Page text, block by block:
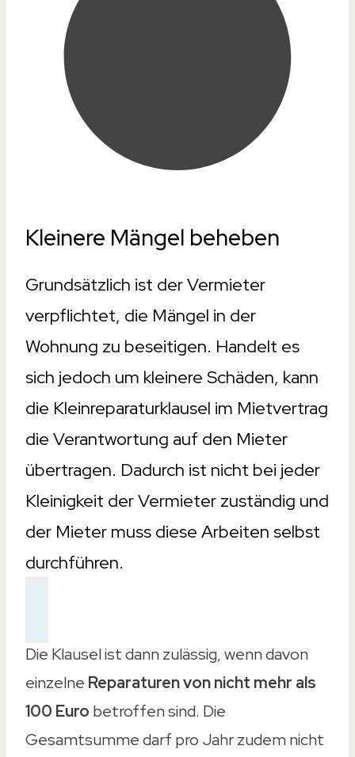
Kleinere Mängel beheben
Grundsätzlich ist der Vermieter
verpflichtet, die Mängel in der
Wohnung zu beseitigen. Handelt es
sich jedoch um kleinere Schäden, kann
die Kleinreparaturklausel im Mietvertrag
die Verantwortung auf den Mieter
übertragen. Dadurch ist nicht bei jeder
Kleinigkeit der Vermieter zuständig und
der Mieter muss diese Arbeiten selbst
durchführen.
Die Klausel ist dann zulässig, wenn davon
einzelne Reparaturen von nicht mehr als
100 Euro betroffen sind. Die
Gesamtsumme darf pro Jahr zudem nicht